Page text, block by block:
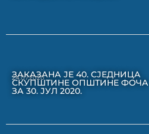
24.07.2020
ЗАКАЗАНА ЈЕ 40. СЈЕДНИЦА
СКУПШТИНЕ ОПШТИНЕ ФОЧА
ЗА 30. ЈУЛ 2020.